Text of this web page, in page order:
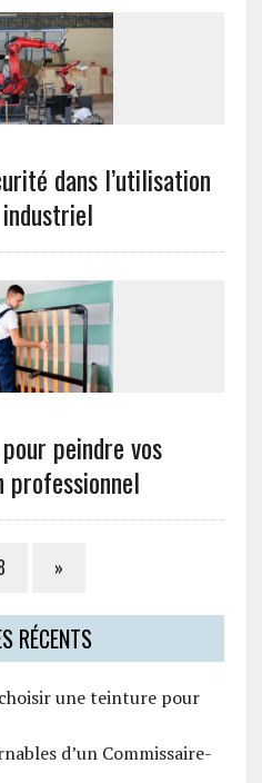
dans l’utilisation
peindre vos
professionnel
»
RÉCENTS
une teinture pour
d’un Commissaire-